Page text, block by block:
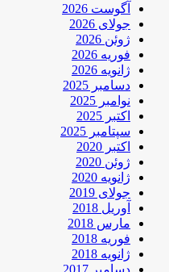
آگوست 2026
جولای 2026
ژوئن 2026
فوریه 2026
ژانویه 2026
دسامبر 2025
نوامبر 2025
اکتبر 2025
سپتامبر 2025
اکتبر 2020
ژوئن 2020
ژانویه 2020
جولای 2019
آوریل 2018
مارس 2018
فوریه 2018
ژانویه 2018
دسامبر 2017